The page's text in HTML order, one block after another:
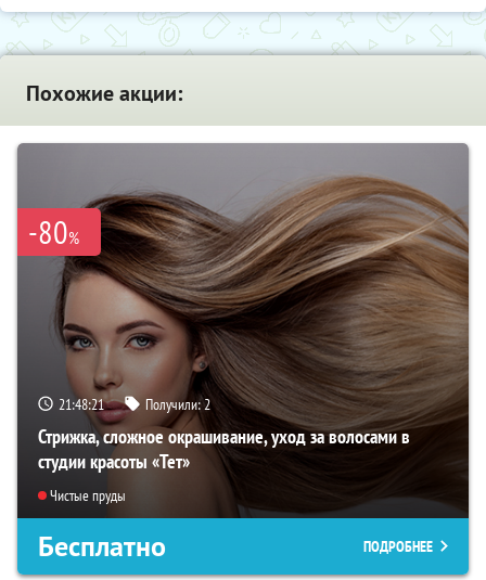
Похожие акции:
-80%
21:48:19 Получили:2
Стрижка, сложное окрашивание, уход за волосами в
студии красоты «Тет»
Чистые пруды
Бесплатно ПОДРОБНЕЕ